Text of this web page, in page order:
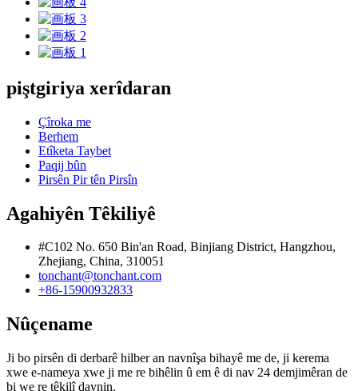
piştgiriya xerîdaran
Çîroka me
Berhem
Etîketa Taybet
Paqij bûn
Pirsên Pir tên Pirsîn
Agahiyên Têkiliyê
#C102 No. 650 Bin'an Road, Binjiang District, Hangzhou,
Zhejiang, China, 310051
tonchant@tonchant.com
+86-15900932833
Nûçename
Ji bo pirsên di derbarê hilber an navnîşa bihayê me de, ji kerema
xwe e-nameya xwe ji me re bihêlin û em ê di nav 24 demjimêran de
bi we re têkilî daynin.